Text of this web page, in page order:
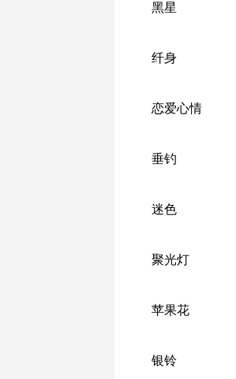
黑星
纤身
恋爱心情
垂钓
迷色
聚光灯
苹果花
银铃